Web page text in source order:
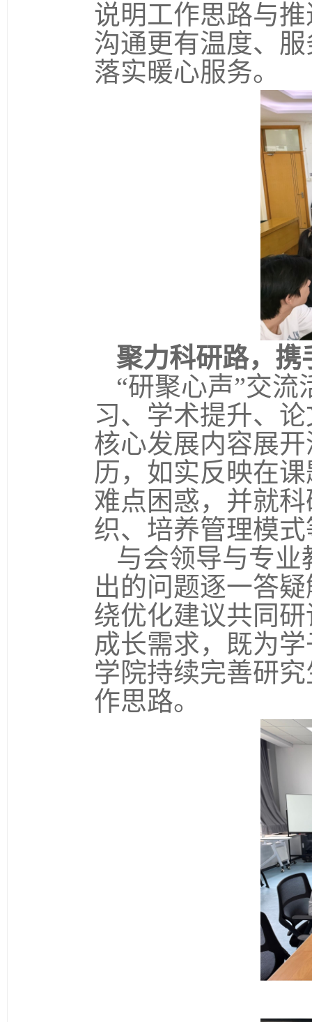
说明工作思路与
沟通更有温度、
落实暖心服务。
聚力科研路，
“研聚心声”交
习、学术提升、
核心发展内容展
历，如实反映在
难点困惑，并就
织、培养管理模
与会领导与专
出的问题逐一答
绕优化建议共同
成长需求，既为
学院持续完善研
作思路。